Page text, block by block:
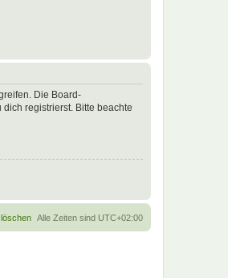
Die Board-
registrierst. Bitte beachte
Alle Zeiten sind UTC+02:00